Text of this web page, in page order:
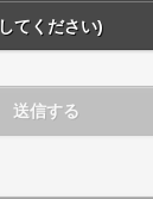
てください)
送信する